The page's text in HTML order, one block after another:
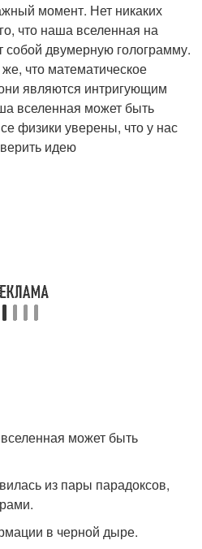
момент. Нет никаких
что наша вселенная на
собой двумерную голограмму.
что математическое
являются интригующим
вселенная может быть
физики уверены, что у нас
идею
может быть
из пары парадоксов,
в черной дыре.